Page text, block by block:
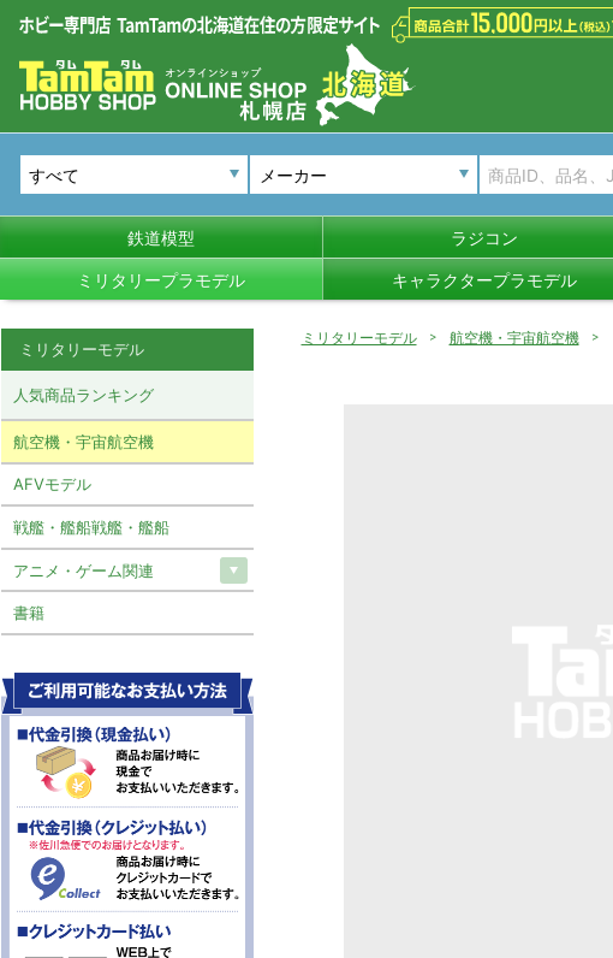
メーカー
鉄道模型 ラジコン
ミリタリープラモデル キャラクタープラモデル
ミリタリーモデル 航空機・宇宙航空機
ミリタリーモデル
人気商品ランキング
航空機・宇宙航空機
AFVモデル
戦艦・艦船戦艦・艦船
アニメ・ゲーム関連
書籍